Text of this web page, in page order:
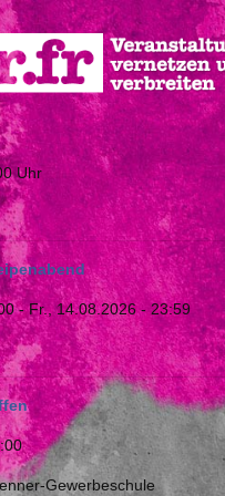
Uhr
-Fr., 14.08.2026 - 23:59
Gewerbeschule